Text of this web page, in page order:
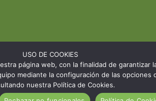
USO DE COOKIES
página web, con la finalidad de
mediante la configuración de las
nuestra Política de Cookies.